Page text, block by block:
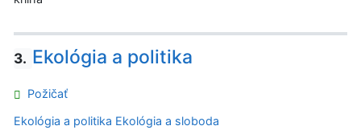
3. Ekológia a politika
Požičať
Ekológia a politika Ekológia a sloboda